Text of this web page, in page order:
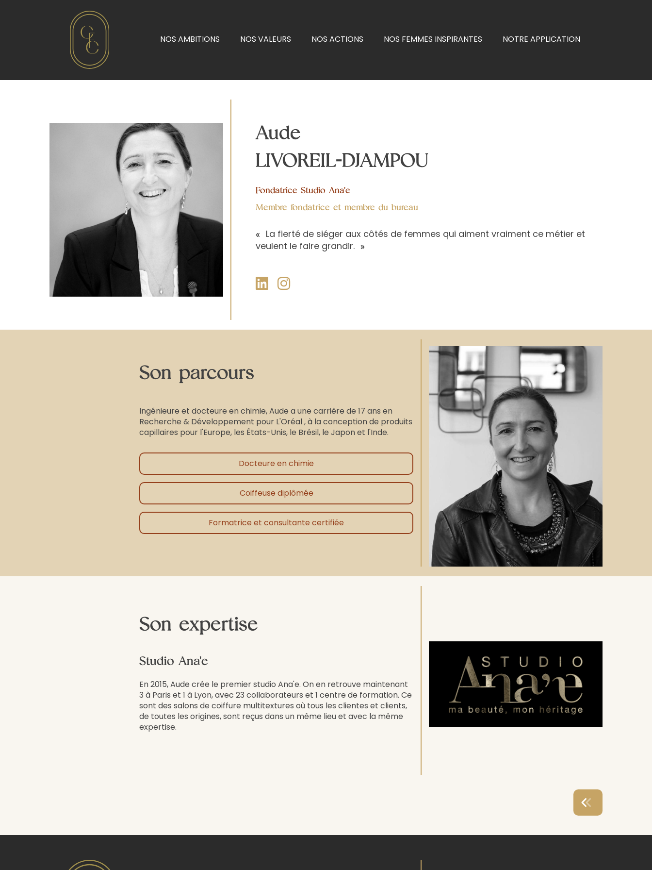
NOS AMBITIONS NOS VALEURS NOS ACTIONS NOS FEMMES INSPIRANTES NOTRE APPLICATION
Aude
LIVOREIL-DJAMPOU
Fondatrice Studio Ana'e
Membre fondatrice et membre du bureau
«
La fierté de siéger aux côtés de femmes qui aiment vraiment ce métier et
veulent le faire grandir.
»
Son parcours
Ingénieure et docteure en chimie, Aude a une carrière de 17 ans en
Recherche & Développement pour L'Oréal , à la conception de produits
capillaires pour l'Europe, les États-Unis, le Brésil, le Japon et l'Inde.
Docteure en chimie
Coiffeuse diplômée
Formatrice et consultante certifiée
Son expertise
Studio Ana'e
En 2015, Aude crée le premier studio Ana'e. On en retrouve maintenant
3 à Paris et 1 à Lyon, avec 23 collaborateurs et 1 centre de formation. Ce
sont des salons de coiffure multitextures où tous les clientes et clients,
de toutes les origines, sont reçus dans un même lieu et avec la même
expertise.